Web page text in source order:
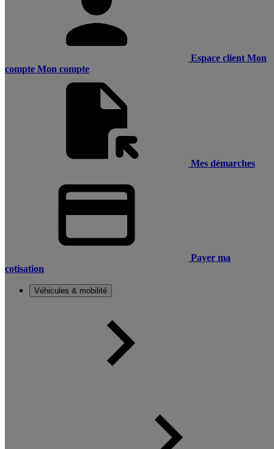
Espace client Mon
compte Mon compte
Mes démarches
Payer ma
cotisation
Véhicules & mobilité